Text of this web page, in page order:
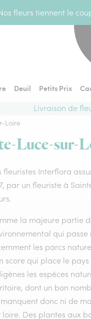
fleurs tiennent le
Deuil Petits Prix
Livraison de
Loire
Luce-
fleuristes Interflora
par un fleuriste à
la majeure partie
qui
les parcs
score qui place le
les espèces
dont un bon
donc ni de
loire. Des plantes aux